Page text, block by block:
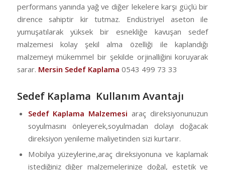
performans yanında yağ ve diğer lekelere karşı güçlü bir
dirence sahiptir kir tutmaz. Endüstriyel aseton ile
yumuşatılarak yüksek bir esnekliğe kavuşan sedef
malzemesi kolay şekil alma özelliği ile kaplandığı
malzemeyi mükemmel bir şekilde orjinalliğini koruyarak
sarar. Mersin Sedef Kaplama 0543 499 73 33
Sedef Kaplama Kullanım Avantajı
Sedef Kaplama Malzemesi araç direksiyonunuzun
soyulmasını önleyerek,soyulmadan dolayı doğacak
direksiyon yenileme maliyetinden sizi kurtarır.
Mobilya yüzeylerine,araç direksiyonuna ve kaplamak
istediğiniz diğer malzemelerinize doğal, estetik ve